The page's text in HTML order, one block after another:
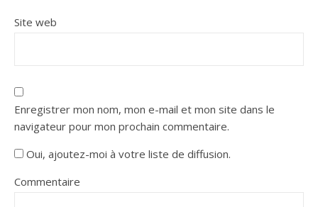
Site web
Enregistrer mon nom, mon e-mail et mon site dans le
navigateur pour mon prochain commentaire.
Oui, ajoutez-moi à votre liste de diffusion.
Commentaire